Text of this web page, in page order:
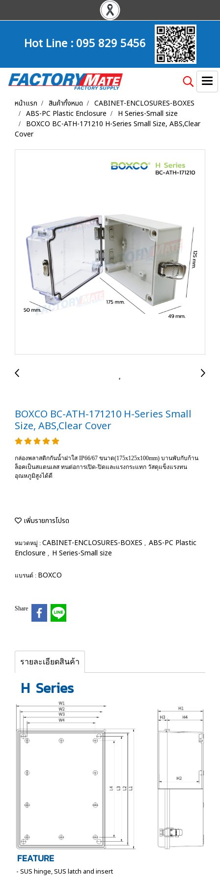
Hot Line :095 829 5456
หน้าแรก สินค้าทั้งหมด
CABINET-ENCLOSURES-BOXES
ABS-PC Plastic Enclosure
H Series-Small size
BOXCO BC-ATH-171210 H-Series Small Size, ABS,Clear
Cover
BOXCO BC-ATH-171210 H-Series Small
Size, ABS,Clear Cover
กล่องพลาสติกกันน้ำฝาใส IP66/67 ขนาด(175x125x100mm) บานพับกับก้าน
ล็อคเป็นสแตนเลส ทนต่อการเปิด-ปิดและแรงกระแทก วัสดุแข็งแรงทน
อุณหภูมิสูงได้ดี
เพิ่มรายการโปรด
หมวดหมู่ : CABINET-ENCLOSURES-BOXES , ABS-PC Plastic
Enclosure , H Series-Small size
แบรนด์ : BOXCO
Share
รายละเอียดสินค้า
H Series
FEATURE
- SUS hinge, SUS latch and insert